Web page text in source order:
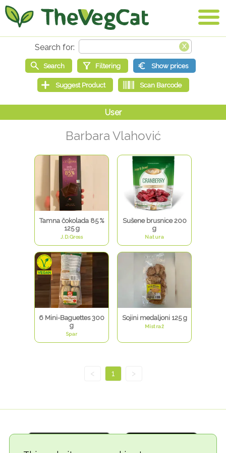
Barbara Vlahović
Tamna čokolada 85 %
125 g
J.D.Gross
Sušene brusnice 200
g
Natura
6 Mini-Baguettes 300
g
Spar
Sojini medaljoni 125 g
Mistraž
< 1 >